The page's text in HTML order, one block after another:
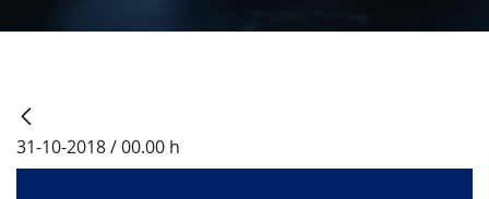
31-10-2018 / 00.00 h